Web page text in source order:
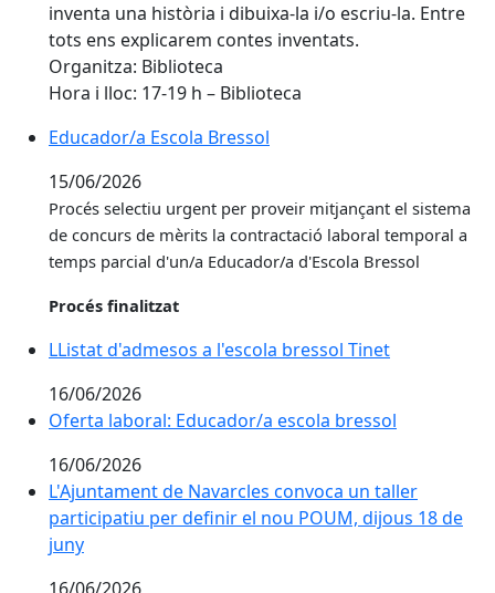
inventa una història i dibuixa-la i/o escriu-la. Entre
tots ens explicarem contes inventats.
Organitza: Biblioteca
Hora i lloc: 17-19 h – Biblioteca
Educador/a Escola Bressol
15/06/2026
Procés selectiu urgent per proveir mitjançant el sistema
de concurs de mèrits la contractació laboral temporal a
temps parcial d'un/a Educador/a d'Escola Bressol
Procés finalitzat
LListat d'admesos a l'escola bressol Tinet
16/06/2026
Oferta laboral: Educador/a escola bressol
Oferta laboral: Educador/a escola bressol
16/06/2026
L'Ajuntament de Navarcles convoca un taller
L'Ajuntament de Navarcles convoca un taller
participatiu per definir el nou POUM, dijous 18 de
juny